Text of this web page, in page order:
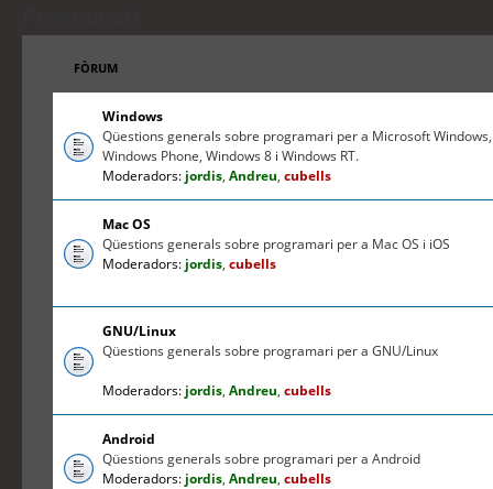
FÒRUM
Windows
Qüestions generals sobre programari per a Microsoft Windows,
Windows Phone, Windows 8 i Windows RT.
Moderadors: jordis,Andreu,cubells
Mac OS
Qüestions generals sobre programari per a Mac OS i iOS
Moderadors: jordis,cubells
GNU/Linux
Qüestions generals sobre programari per a GNU/Linux
Moderadors: jordis,Andreu,cubells
Android
Qüestions generals sobre programari per a Android
Moderadors: jordis,Andreu,cubells